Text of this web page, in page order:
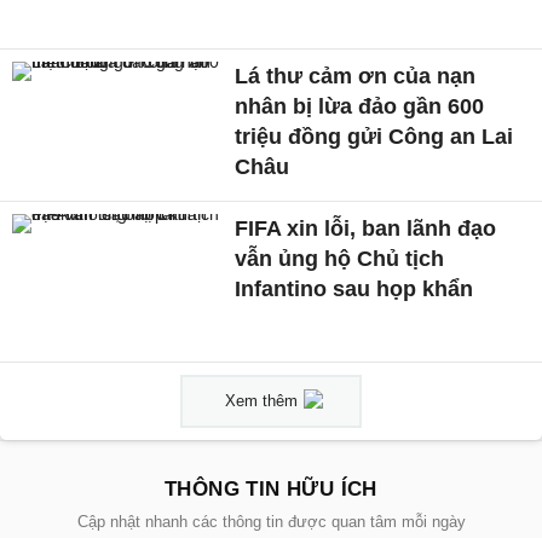
Lá thư cảm ơn của nạn
nhân bị lừa đảo gần 600
triệu đồng gửi Công an Lai
Châu
FIFA xin lỗi, ban lãnh đạo
vẫn ủng hộ Chủ tịch
Infantino sau họp khẩn
Xem thêm
THÔNG TIN HỮU ÍCH
Cập nhật nhanh các thông tin được quan tâm mỗi ngày